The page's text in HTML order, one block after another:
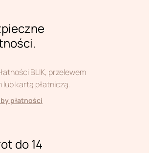
BLIK, przelewem
kartą płatniczą.
płatności
do 14